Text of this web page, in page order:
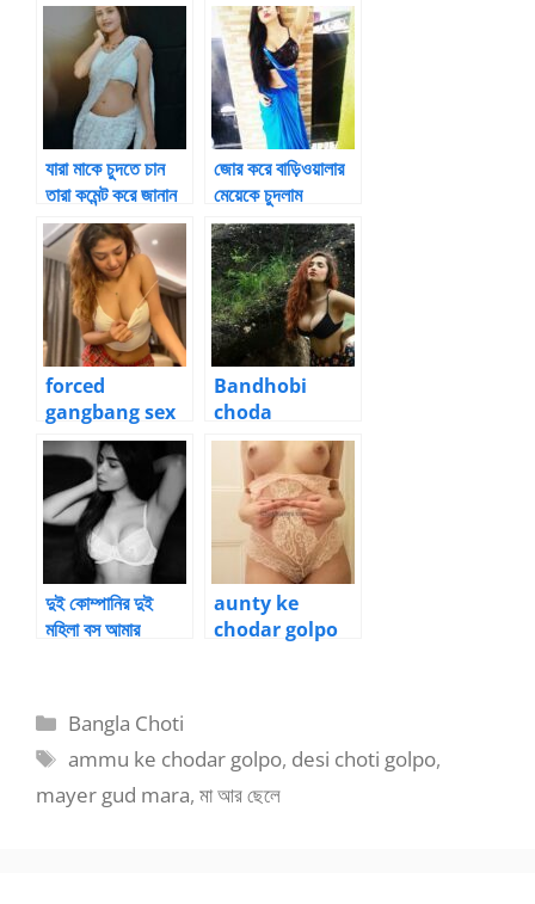
চটি গল্প
যারা মাকে চুদতে চান
তারা কমেন্ট করে জানান
জোর করে বাড়িওয়ালার
মেয়েকে চুদলাম
forced
gangbang sex
choti golpo
Bandhobi
choda
chotikahini
ভার্সিটির বান্ধবী পঞ্চম
পর্ব
দুই কোম্পানির দুই
মহিলা বস আমার
aunty ke
chodar golpo
Categories
Bangla Choti
Tags
ammu ke chodar golpo, desi choti golpo,
mayer gud mara, মা আর ছেলে